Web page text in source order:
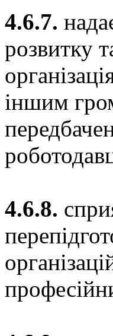
4.6.7.
розвитку
іншим
4.6.8.